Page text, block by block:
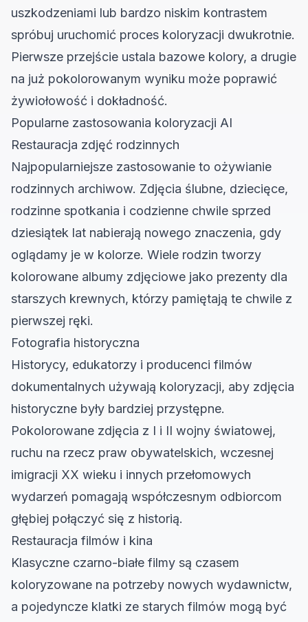
uszkodzeniami lub bardzo niskim kontrastem
spróbuj uruchomić proces koloryzacji dwukrotnie.
Pierwsze przejście ustala bazowe kolory, a drugie
na już pokolorowanym wyniku może poprawić
żywiołowość i dokładność.
Popularne zastosowania koloryzacji AI
Restauracja zdjęć rodzinnych
Najpopularniejsze zastosowanie to ożywianie
rodzinnych archiwow. Zdjęcia ślubne, dziecięce,
rodzinne spotkania i codzienne chwile sprzed
dziesiątek lat nabierają nowego znaczenia, gdy
oglądamy je w kolorze. Wiele rodzin tworzy
kolorowane albumy zdjęciowe jako prezenty dla
starszych krewnych, którzy pamiętają te chwile z
pierwszej ręki.
Fotografia historyczna
Historycy, edukatorzy i producenci filmów
dokumentalnych używają koloryzacji, aby zdjęcia
historyczne były bardziej przystępne.
Pokolorowane zdjęcia z I i II wojny światowej,
ruchu na rzecz praw obywatelskich, wczesnej
imigracji XX wieku i innych przełomowych
wydarzeń pomagają współczesnym odbiorcom
głębiej połączyć się z historią.
Restauracja filmów i kina
Klasyczne czarno-białe filmy są czasem
koloryzowane na potrzeby nowych wydawnictw,
a pojedyncze klatki ze starych filmów mogą być